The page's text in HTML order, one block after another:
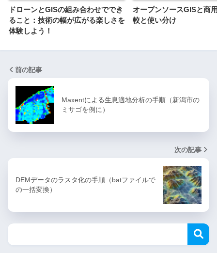
ドローンとGISの組み合わせででき
ること：技術の幅が広がる楽しさを
体験しよう！
オープンソースGISと商
較と使い分け
前の記事
Maxentによる生息適地分析の手順（新潟市の
ミサゴを例に）
次の記事
DEMデータのラスタ化の手順（batファイルで
の一括変換）